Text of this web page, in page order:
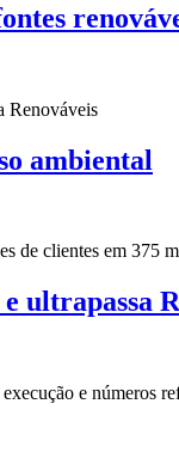
Renováveis
ambiental
de clientes em 375
ultrapassa
e números